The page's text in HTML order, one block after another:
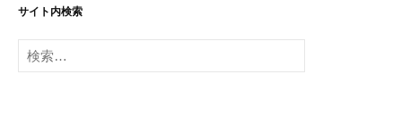
サイト内検索
検
索: